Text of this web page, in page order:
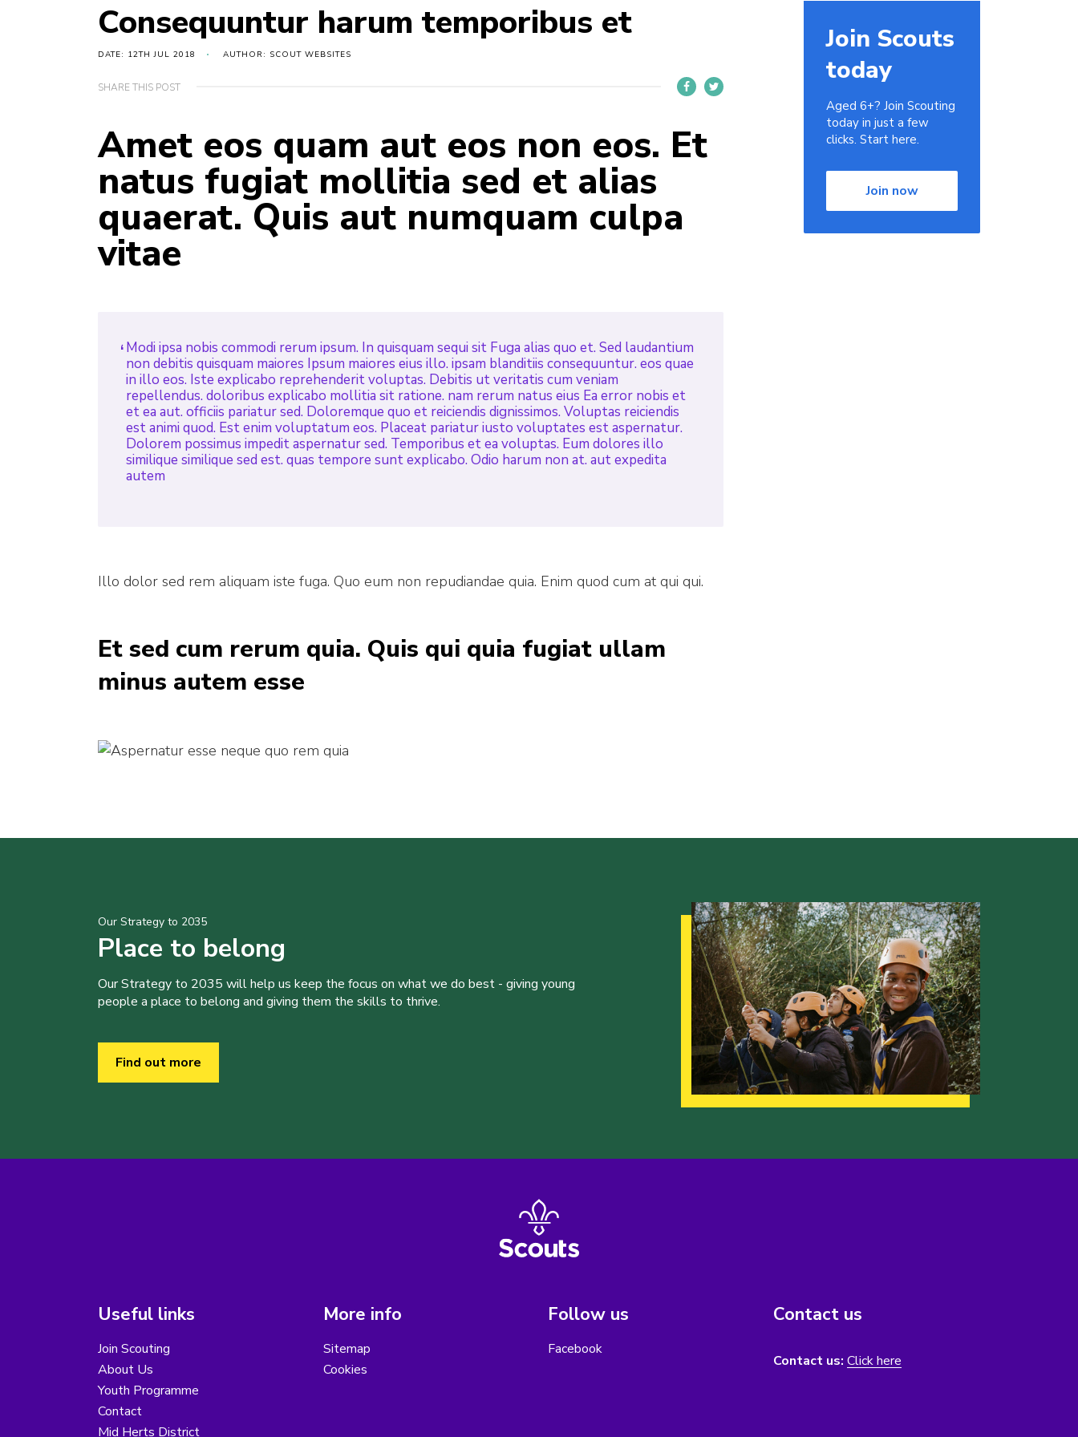
Consequuntur harum temporibus et
DATE: 12TH JUL 2018 AUTHOR: SCOUT WEBSITES
SHARE THIS POST
Amet eos quam aut eos non eos. Et
natus fugiat mollitia sed et alias
quaerat. Quis aut numquam culpa
vitae
Modi ipsa nobis commodi rerum ipsum. In quisquam sequi sit Fuga alias quo et. Sed laudantium
non debitis quisquam maiores Ipsum maiores eius illo. ipsam blanditiis consequuntur. eos quae
in illo eos. Iste explicabo reprehenderit voluptas. Debitis ut veritatis cum veniam
repellendus. doloribus explicabo mollitia sit ratione. nam rerum natus eius Ea error nobis et
et ea aut. officiis pariatur sed. Doloremque quo et reiciendis dignissimos. Voluptas reiciendis
est animi quod. Est enim voluptatum eos. Placeat pariatur iusto voluptates est aspernatur.
Dolorem possimus impedit aspernatur sed. Temporibus et ea voluptas. Eum dolores illo
similique similique sed est. quas tempore sunt explicabo. Odio harum non at. aut expedita
autem
Illo dolor sed rem aliquam iste fuga. Quo eum non repudiandae quia. Enim quod cum at qui qui.
Et sed cum rerum quia. Quis qui quia fugiat ullam
minus autem esse
Join Scouts
today
Aged 6+? Join Scouting
today in just a few
clicks. Start here.
Join now
Our Strategy to 2035
Place to belong
Our Strategy to 2035 will help us keep the focus on what we do best - giving young
people a place to belong and giving them the skills to thrive.
Find out more
Useful links
Join Scouting
About Us
Youth Programme
Contact
Mid Herts District
More info
Sitemap
Cookies
Follow us
Facebook
Contact us
Contact us: Click here